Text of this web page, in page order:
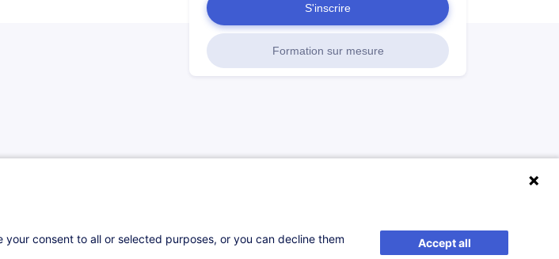
S'inscrire
Formation sur mesure
de la source de
consent to all or selected purposes, or you can decline them
Accept all